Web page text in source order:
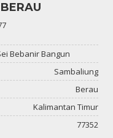
Bebanir Bangun
Sambaliung
Berau
Kalimantan Timur
77352